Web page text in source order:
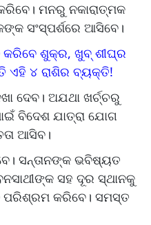
ମନରୁ ନକାରାତ୍ମକ
ସଂସ୍ପର୍ଶରେ ଆସିବେ।
କରିବେ ଶୁକ୍ର, ଖୁବ୍ ଶୀଘ୍ର
ଏହି ୪ ରାଶିର ବ୍ୟକ୍ତି!
ଦେବ। ଅଯଥା ଖର୍ଚ୍ଚରୁ
ବିଦେଶ ଯାତ୍ରା ଯୋଗ
ଆସିବ।
ସନ୍ତାନଙ୍କ ଭବିଷ୍ୟତ
ସହ ଦୂର ସ୍ଥାନକୁ
ପରିଶ୍ରମ କରିବେ। ସମସ୍ତ